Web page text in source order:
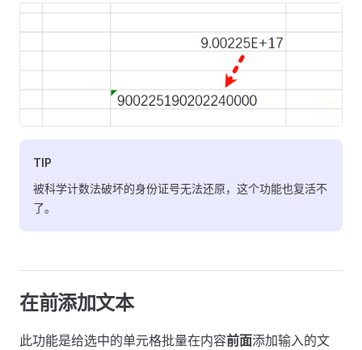
TIP
被科学计数法破坏的身份证号无法还原，这个功能也复活不
了。
在前添加文本
此功能是给选中的单元格批量在内容前面添加输入的文